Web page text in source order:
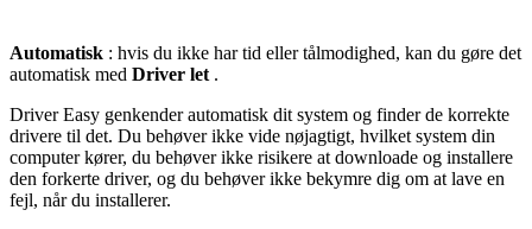
Automatisk : hvis du ikke har tid eller tålmodighed, kan du gøre det
automatisk med Driver let .
Driver Easy genkender automatisk dit system og finder de korrekte
drivere til det. Du behøver ikke vide nøjagtigt, hvilket system din
computer kører, du behøver ikke risikere at downloade og installere
den forkerte driver, og du behøver ikke bekymre dig om at lave en
fejl, når du installerer.